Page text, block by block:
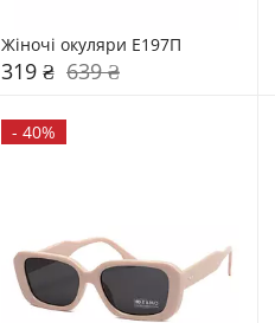
Жіночі окуляри E197П
319 ₴ 639 ₴
- 40%